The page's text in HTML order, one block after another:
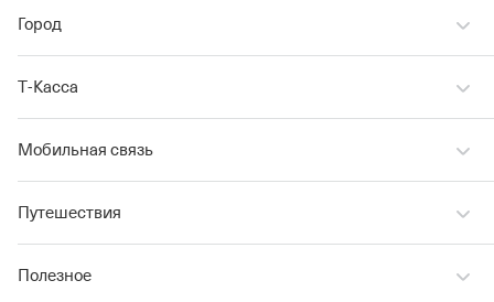
Город
Т‑Касса
Мобильная связь
Путешествия
Полезное